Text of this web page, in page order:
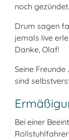
noch gezündet.
Drum sagen
jemals live
Danke, Olaf!
Seine
sind
Bei einer